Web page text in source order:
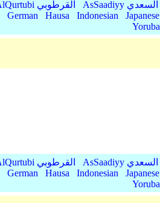
AlQurtubi القرطوبي AsSaadiyy السعدي
German Hausa Indonesian Japanese
Yoruba
AlQurtubi القرطوبي AsSaadiyy السعدي
German Hausa Indonesian Japanese
Yoruba